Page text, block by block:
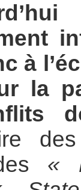
à
la
«